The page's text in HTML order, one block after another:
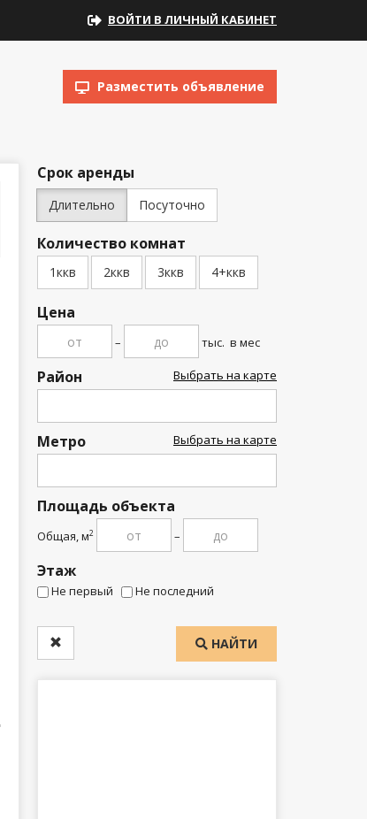
ВОЙТИ В ЛИЧНЫЙ КАБИНЕТ
Разместить объявление
Срок аренды
Длительно Посуточно
Количество комнат
1ккв 2ккв 3ккв 4+ккв
Цена
– тыс. в мес
Район Выбрать на карте
Метро Выбрать на карте
Площадь объекта
Общая, м2 –
Этаж
Не первый Не последний
НАЙТИ